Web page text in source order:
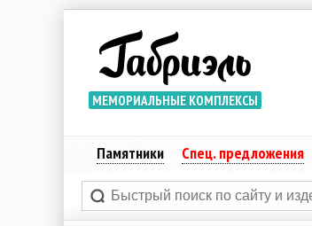
МЕМОРИАЛЬНЫЕ КОМПЛЕКСЫ
Памятники Спец. предложения